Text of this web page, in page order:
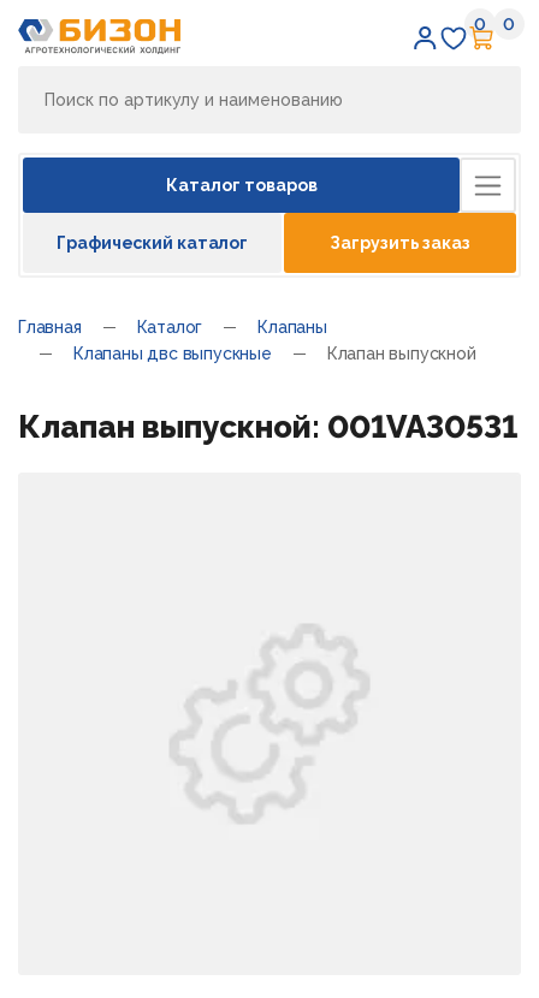
0 0
Каталог товаров
Графический каталог Загрузить заказ
Главная Каталог
Клапаны
Клапаны двс выпускные
Клапан выпускной
Клапан выпускной: 001VA30531